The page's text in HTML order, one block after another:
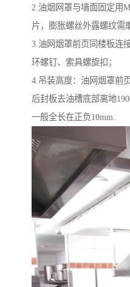
2.油烟网罩与墙面固定用
片，膨胀螺丝外露螺纹需
3.油网烟罩前页同楼板连
环螺钉、索具螺旋扣；
4.吊装高度：油网烟罩前
后封板去油槽底部离地
一般全长在正负10mm.